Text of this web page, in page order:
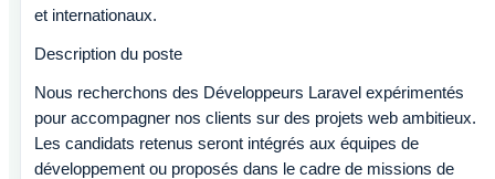
et internationaux.
Description du poste
Nous recherchons des Développeurs Laravel expérimentés
pour accompagner nos clients sur des projets web ambitieux.
Les candidats retenus seront intégrés aux équipes de
développement ou proposés dans le cadre de missions de